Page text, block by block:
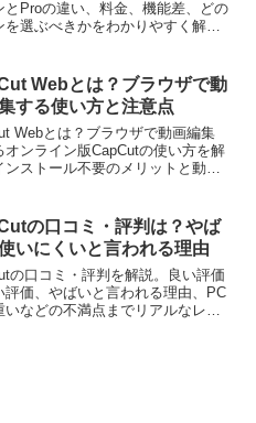
とProの違い、料金、機能差、どの
を選ぶべきかをわかりやすく解説
Webとは？ブラウザで動
する使い方と注意点
Webとは？ブラウザで動画編集
オンライン版CapCutの使い方を解
ンストール不要のメリットと動作
の口コミ・評判は？やば
いにくいと言われる理由
の口コミ・評判を解説。良い評価
評価、やばいと言われる理由、PC
いなどの不満点までリアルなレビ